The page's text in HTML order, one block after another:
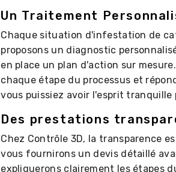
Un Traitement
Chaque situation d'infestation de
proposons un diagnostic
en place un plan d'action sur
chaque étape du processus et
vous puissiez avoir l'esprit
Des prestations
Chez Contrôle 3D, la transparence
vous fournirons un devis détaillé
expliquerons clairement les étapes